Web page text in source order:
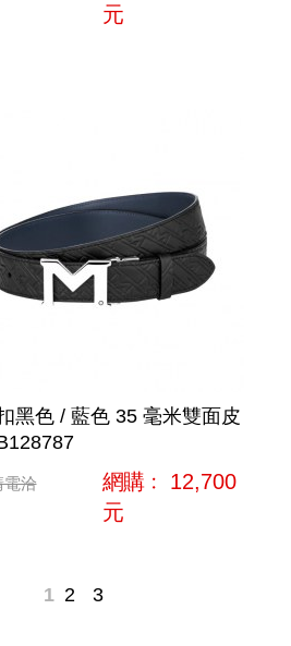
元
黑色 / 藍色 35 毫米雙面皮
電洽 網購﹕ 12,700
元
1 2 3